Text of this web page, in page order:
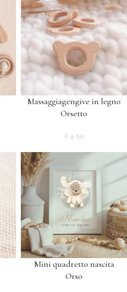
Massaggiagengive in legno
Orsetto
€4.90
Mini quadretto nascita
Orso